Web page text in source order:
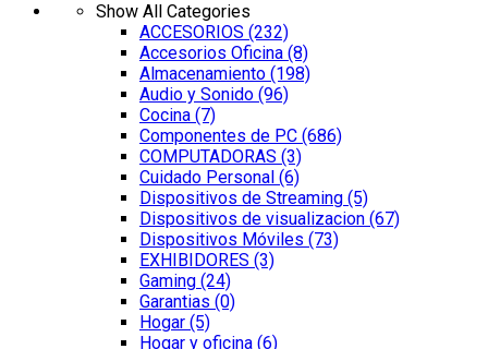
Show All Categories
ACCESORIOS (232)
Accesorios Oficina (8)
Almacenamiento (198)
Audio y Sonido (96)
Cocina (7)
Componentes de PC (686)
COMPUTADORAS (3)
Cuidado Personal (6)
Dispositivos de Streaming (5)
Dispositivos de visualizacion (67)
Dispositivos Móviles (73)
EXHIBIDORES (3)
Gaming (24)
Garantias (0)
Hogar (5)
Hogar y oficina (6)